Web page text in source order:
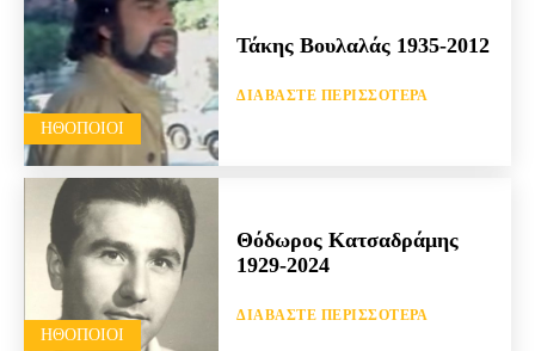
HΘΟΠΟΙΟΊ
Τάκης Βουλαλάς 1935-2012
ΔΙΑΒΆΣΤΕ ΠΕΡΙΣΣΌΤΕΡΑ
HΘΟΠΟΙΟΊ
Θόδωρος Κατσαδράμης
1929-2024
ΔΙΑΒΆΣΤΕ ΠΕΡΙΣΣΌΤΕΡΑ